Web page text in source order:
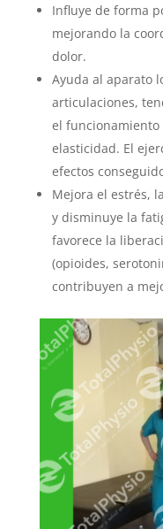
Influye de forma
mejorando la
dolor.
Ayuda al aparato
articulaciones,
el
elasticidad. El
efectos
Mejora el estrés,
y disminuye la
favorece la
(opioides,
contribuyen a